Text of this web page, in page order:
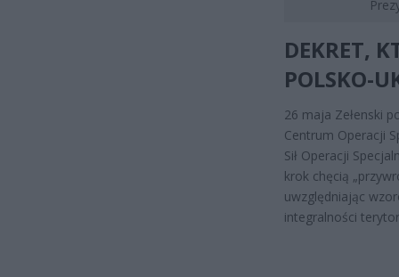
DEKRET,
POLSKO-
26 maja Zełenski
Centrum Operacji
Sił Operacji
krok chęcią
uwzględniając
integralności